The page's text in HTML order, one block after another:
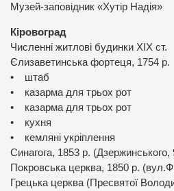
Музей-заповідник «Хутір Надія»
Кіровоград
Численні житлові будинки ХІХ ст.
Єлизаветинська фортеця, 1754 р.
• штаб
• казарма для трьох рот
• казарма для трьох рот
• кухня
• кемляні укріплення
Синагога, 1853 р. (Дзержинського,
Покровська церква, 1850 р.
Грецька церква (Пресвятої